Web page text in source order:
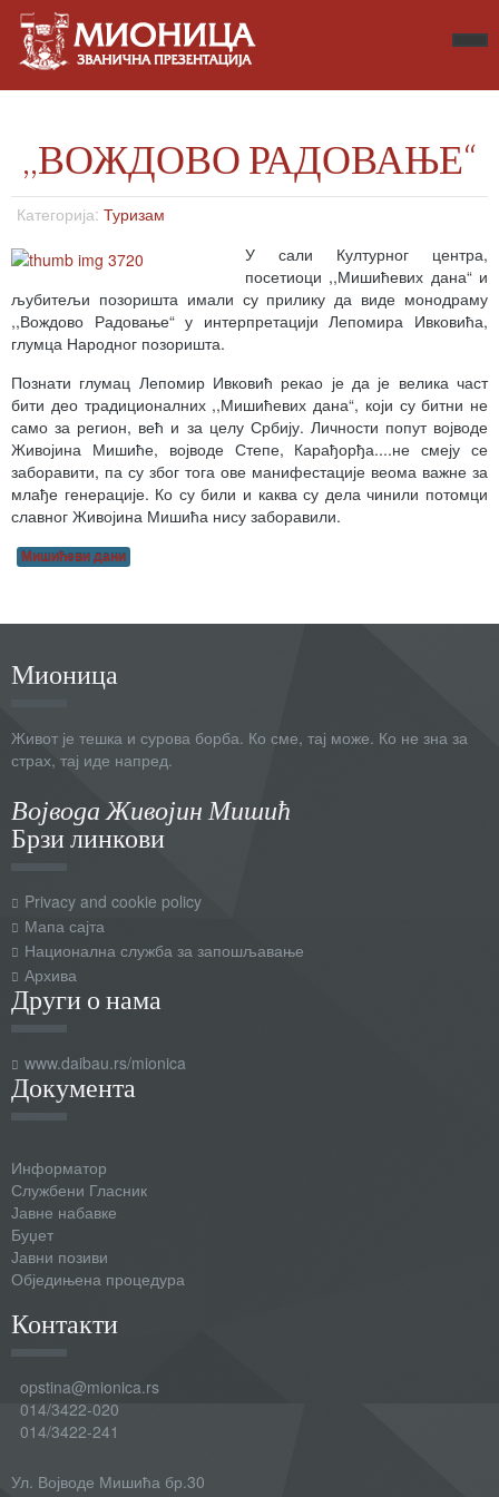
,,ВОЖДОВО РАДОВАЊЕ“
Категорија: Туризам
У сали Културног центра,
посетиоци ,,Мишићевих дана“ и
љубитељи позоришта имали су прилику да виде монодраму
,,Вождово Радовање“ у интерпретацији Лепомира Ивковића,
глумца Народног позоришта.
Познати глумац Лепомир Ивковић рекао је да је велика част
бити део традиционалних ,,Мишићевих дана“, који су битни не
само за регион, већ и за целу Србију. Личности попут војводе
Живојина Мишиће, војводе Степе, Карађорђа....не смеју се
заборавити, па су због тога ове манифестације веома важне за
млађе генерације. Ко су били и каква су дела чинили потомци
славног Живојина Мишића нису заборавили.
Мишићеви дани
Мионица
Живот је тешка и сурова борба. Ко сме, тај може. Ко не зна за
страх, тај иде напред.
Војвода Живојин Мишић
Брзи линкови
Privacy and cookie policy
Мапа сајта
Национална служба за запошљавање
Архива
Други о нама
www.daibau.rs/mionica
Документа
Информатор
Службени Гласник
Јавне набавке
Буџет
Јавни позиви
Обједињена процедура
Контакти
opstina@mionica.rs
014/3422-020
014/3422-241
Ул. Војводе Мишића бр.30